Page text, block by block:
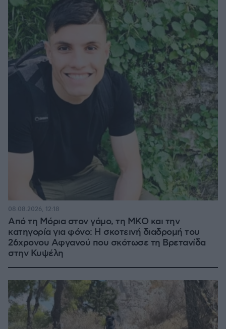
Από τη Μόρια στον γάμο, τη ΜΚΟ και την
κατηγορία για φόνο: Η σκοτεινή διαδρομή του
26χρονου Αφγανού που σκότωσε τη Βρετανίδα
στην Κυψέλη
08.08.2026, 12:18